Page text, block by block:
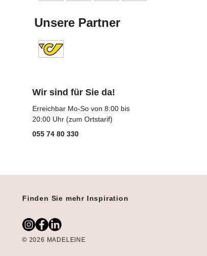
Unsere Partner
Wir sind für Sie da!
Erreichbar Mo-So von 8:00 bis
20:00 Uhr (zum Ortstarif)
055 74 80 330
Finden Sie mehr Inspiration
© 2026 MADELEINE